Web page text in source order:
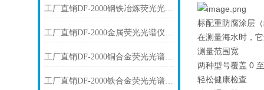
工厂直销DF-2000钢铁冶炼荧光光谱仪技术参数
工厂直销DF-2000金属荧光光谱仪技术参数
工厂直销DF-2000铜合金荧光光谱仪技术参数
工厂直销DF-2000铁合金荧光光谱仪技术参数
标配重防腐涂层
在测量海水时，
测量范围宽
两种型号覆盖 0
轻松健康检查